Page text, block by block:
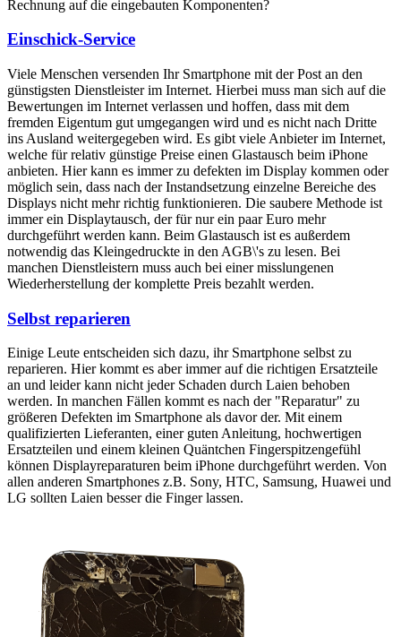
Rechnung auf die eingebauten Komponenten?
Einschick-Service
Viele Menschen versenden Ihr Smartphone mit der Post an den
günstigsten Dienstleister im Internet. Hierbei muss man sich auf die
Bewertungen im Internet verlassen und hoffen, dass mit dem
fremden Eigentum gut umgegangen wird und es nicht nach Dritte
ins Ausland weitergegeben wird. Es gibt viele Anbieter im Internet,
welche für relativ günstige Preise einen Glastausch beim iPhone
anbieten. Hier kann es immer zu defekten im Display kommen oder
möglich sein, dass nach der Instandsetzung einzelne Bereiche des
Displays nicht mehr richtig funktionieren. Die saubere Methode ist
immer ein Displaytausch, der für nur ein paar Euro mehr
durchgeführt werden kann. Beim Glastausch ist es außerdem
notwendig das Kleingedruckte in den AGB\'s zu lesen. Bei
manchen Dienstleistern muss auch bei einer misslungenen
Wiederherstellung der komplette Preis bezahlt werden.
Selbst reparieren
Einige Leute entscheiden sich dazu, ihr Smartphone selbst zu
reparieren. Hier kommt es aber immer auf die richtigen Ersatzteile
an und leider kann nicht jeder Schaden durch Laien behoben
werden. In manchen Fällen kommt es nach der "Reparatur" zu
größeren Defekten im Smartphone als davor der. Mit einem
qualifizierten Lieferanten, einer guten Anleitung, hochwertigen
Ersatzteilen und einem kleinen Quäntchen Fingerspitzengefühl
können Displayreparaturen beim iPhone durchgeführt werden. Von
allen anderen Smartphones z.B. Sony, HTC, Samsung, Huawei und
LG sollten Laien besser die Finger lassen.